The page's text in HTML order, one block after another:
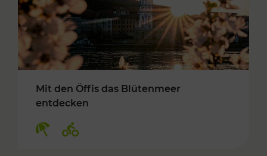
Mit den Öffis das Blütenmeer
entdecken